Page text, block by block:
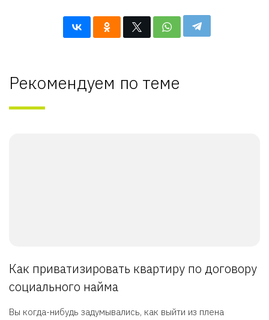
Рекомендуем по теме
Как приватизировать квартиру по договору
социального найма
Вы когда-нибудь задумывались, как выйти из плена